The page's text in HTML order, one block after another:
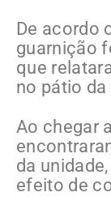
De acordo
guarnição
que
no pátio
Ao chegar
da
efeito de